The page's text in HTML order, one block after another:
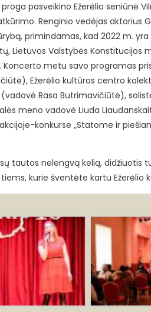
pasveikino Ežerėlio seniūnė
Renginio vedėjas aktorius
primindamas, kad 2022 m.
Lietuvos Valstybės Konstitucijos
metu savo programas
Ežerėlio kultūros centro
Rasa Butrimavičiūtė),
meno vadovė Liuda
konkurse „Statome ir
tautos nelengvą kelią, didžiuotis
kurie šventėte kartu Ežerėlio